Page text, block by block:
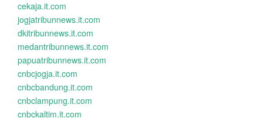
cekaja.it.com
jogjatribunnews.it.com
dkitribunnews.it.com
medantribunnews.it.com
papuatribunnews.it.com
cnbcjogja.it.com
cnbcbandung.it.com
cnbclampung.it.com
cnbckaltim.it.com